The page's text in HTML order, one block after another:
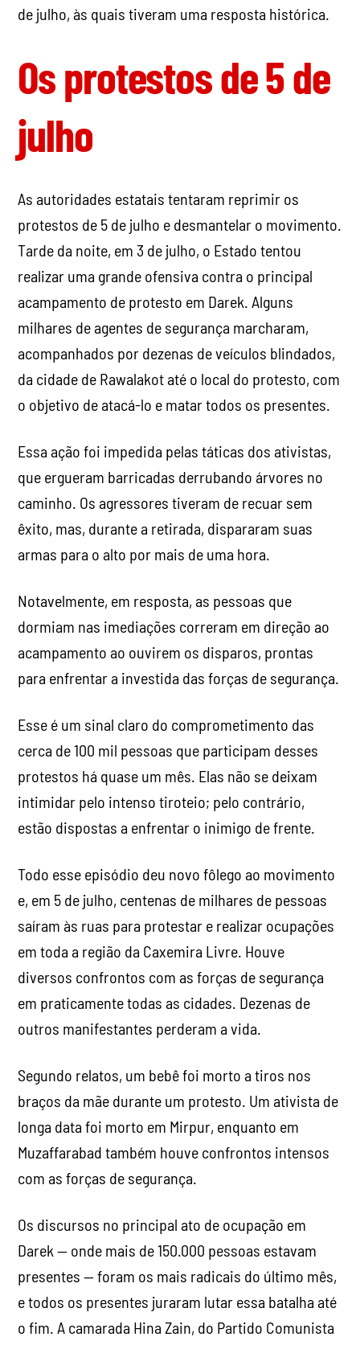
de julho, às quais tiveram uma resposta histórica.
Os protestos de 5 de
julho
As autoridades estatais tentaram reprimir os
protestos de 5 de julho e desmantelar o movimento.
Tarde da noite, em 3 de julho, o Estado tentou
realizar uma grande ofensiva contra o principal
acampamento de protesto em Darek. Alguns
milhares de agentes de segurança marcharam,
acompanhados por dezenas de veículos blindados,
da cidade de Rawalakot até o local do protesto, com
o objetivo de atacá-lo e matar todos os presentes.
Essa ação foi impedida pelas táticas dos ativistas,
que ergueram barricadas derrubando árvores no
caminho. Os agressores tiveram de recuar sem
êxito, mas, durante a retirada, dispararam suas
armas para o alto por mais de uma hora.
Notavelmente, em resposta, as pessoas que
dormiam nas imediações correram em direção ao
acampamento ao ouvirem os disparos, prontas
para enfrentar a investida das forças de segurança.
Esse é um sinal claro do comprometimento das
cerca de 100 mil pessoas que participam desses
protestos há quase um mês. Elas não se deixam
intimidar pelo intenso tiroteio; pelo contrário,
estão dispostas a enfrentar o inimigo de frente.
Todo esse episódio deu novo fôlego ao movimento
e, em 5 de julho, centenas de milhares de pessoas
saíram às ruas para protestar e realizar ocupações
em toda a região da Caxemira Livre. Houve
diversos confrontos com as forças de segurança
em praticamente todas as cidades. Dezenas de
outros manifestantes perderam a vida.
Segundo relatos, um bebê foi morto a tiros nos
braços da mãe durante um protesto. Um ativista de
longa data foi morto em Mirpur, enquanto em
Muzaffarabad também houve confrontos intensos
com as forças de segurança.
Os discursos no principal ato de ocupação em
Darek — onde mais de 150.000 pessoas estavam
presentes — foram os mais radicais do último mês,
e todos os presentes juraram lutar essa batalha até
o fim. A camarada Hina Zain, do Partido Comunista